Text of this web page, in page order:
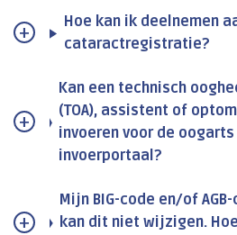
Hoe kan ik deelnemen
cataractregistratie?
Kan een technisch
(TOA), assistent of
invoeren voor de
invoerportaal?
Mijn BIG-code en/of
kan dit niet wijzigen.